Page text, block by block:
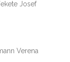
Josef
Verena